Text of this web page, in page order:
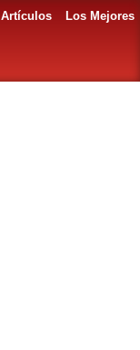
Artículos
Los Mejores